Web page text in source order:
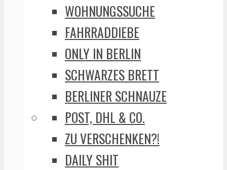
WOHNUNGSSUCHE
FAHRRADDIEBE
ONLY IN BERLIN
SCHWARZES BRETT
BERLINER SCHNAUZE
POST, DHL & CO.
ZU VERSCHENKEN?!
DAILY SHIT